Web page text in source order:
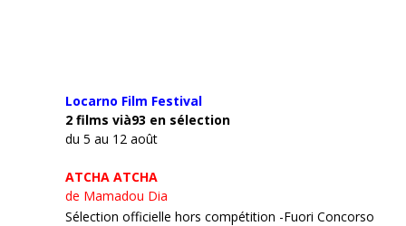
Locarno Film Festival
2 films vià93 en sélection
du 5 au 12 août
ATCHA ATCHA
de Mamadou Dia
Sélection officielle hors compétition -Fuori Concorso